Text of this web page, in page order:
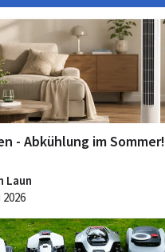
- Abkühlung im Sommer!
Laun
2026